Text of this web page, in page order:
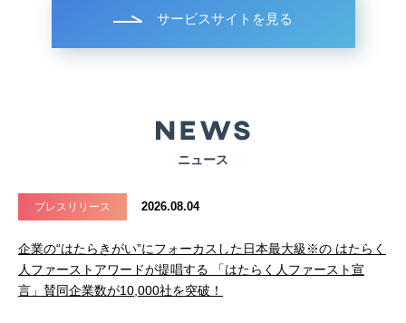
サービスサイトを見る
ニュース
プレスリリース 2026.08.04
企業の“はたらきがい”にフォーカスした日本最大級※の はたらく
人ファーストアワードが提唱する 「はたらく人ファースト宣
言」賛同企業数が10,000社を突破！